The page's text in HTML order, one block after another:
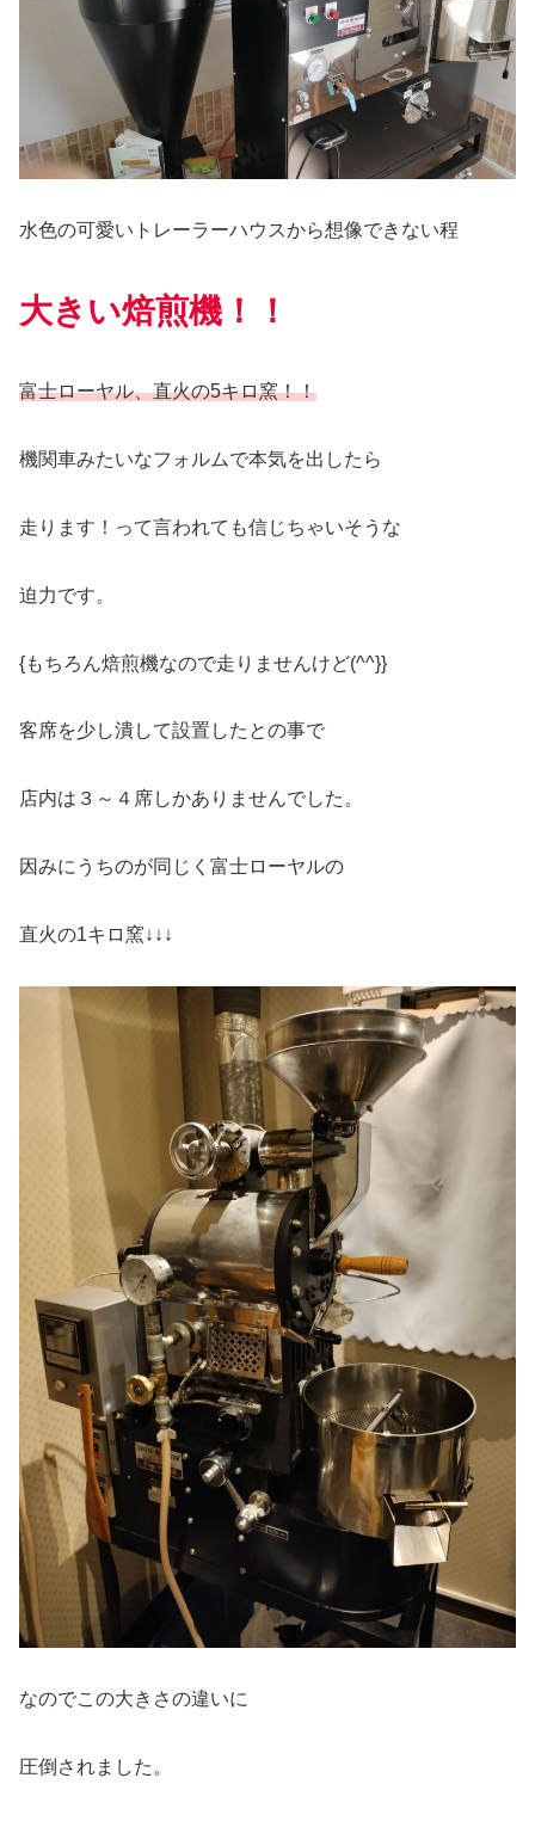
水色の可愛いトレーラーハウスから想像できない程
大きい焙煎機！！
富士ローヤル、直火の5キロ窯！！
機関車みたいなフォルムで本気を出したら
走ります！って言われても信じちゃいそうな
迫力です。
{もちろん焙煎機なので走りませんけど(^^}}
客席を少し潰して設置したとの事で
店内は３～４席しかありませんでした。
因みにうちのが同じく富士ローヤルの
直火の1キロ窯↓↓↓
なのでこの大きさの違いに
圧倒されました。